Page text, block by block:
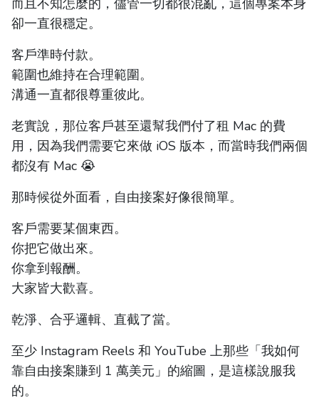
而且不知怎麼的，儘管一切都很混亂，這個專案本身
卻一直很穩定。
客戶準時付款。
範圍也維持在合理範圍。
溝通一直都很尊重彼此。
老實說，那位客戶甚至還幫我們付了租 Mac 的費
用，因為我們需要它來做 iOS 版本，而當時我們兩個
都沒有 Mac 😭
那時候從外面看，自由接案好像很簡單。
客戶需要某個東西。
你把它做出來。
你拿到報酬。
大家皆大歡喜。
乾淨、合乎邏輯、直截了當。
至少 Instagram Reels 和 YouTube 上那些「我如何
靠自由接案賺到 1 萬美元」的縮圖，是這樣說服我
的。